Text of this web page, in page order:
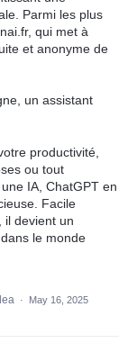
Parmi les plus
qui met à
et anonyme de
un assistant
productivité,
ou tout
IA, ChatGPT en
Facile
il devient un
le monde
· May 16, 2025